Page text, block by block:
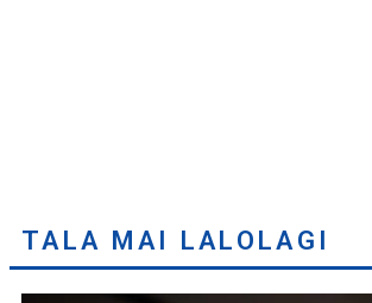
TALA MAI LALOLAGI